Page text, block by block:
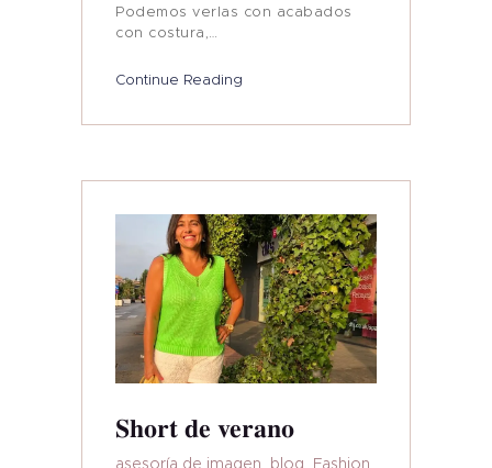
Podemos verlas con acabados
con costura,…
Continue Reading
Short de verano